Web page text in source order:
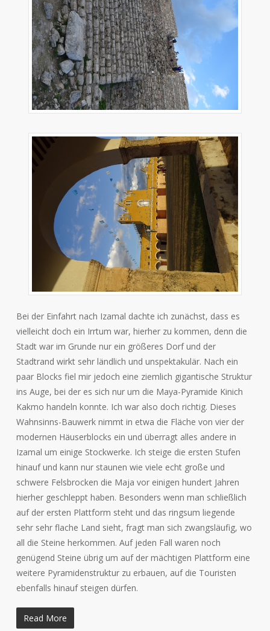
Bei der Einfahrt nach Izamal dachte ich zunächst, dass es
vielleicht doch ein Irrtum war, hierher zu kommen, denn die
Stadt war im Grunde nur ein größeres Dorf und der
Stadtrand wirkt sehr ländlich und unspektakulär. Nach ein
paar Blocks fiel mir jedoch eine ziemlich gigantische Struktur
ins Auge, bei der es sich nur um die Maya-Pyramide Kinich
Kakmo handeln konnte. Ich war also doch richtig. Dieses
Wahnsinns-Bauwerk nimmt in etwa die Fläche von vier der
modernen Häuserblocks ein und überragt alles andere in
Izamal um einige Stockwerke. Ich steige die ersten Stufen
hinauf und kann nur staunen wie viele echt große und
schwere Felsbrocken die Maja vor einigen hundert Jahren
hierher geschleppt haben. Besonders wenn man schließlich
auf der ersten Plattform steht und das ringsum liegende
sehr sehr flache Land sieht, fragt man sich zwangsläufig, wo
all die Steine herkommen. Auf jeden Fall waren noch
genügend Steine übrig um auf der mächtigen Plattform eine
weitere Pyramidenstruktur zu erbauen, auf die Touristen
ebenfalls hinauf steigen dürfen.
Read More